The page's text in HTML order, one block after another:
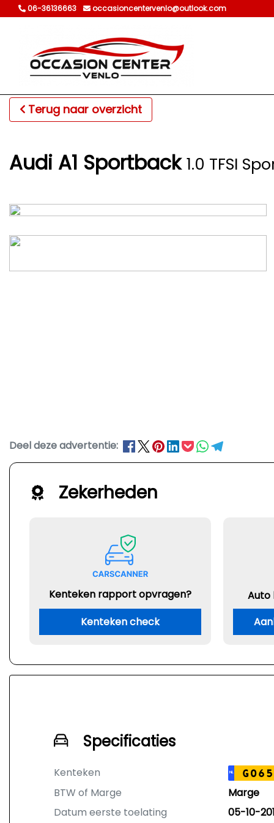
06-36136663 occasioncentervenlo@outlook.com
Terug naar overzicht
Audi A1 Sportback 1.0 TFSI
Deel deze advertentie:
Zekerheden
Kenteken rapport opvragen?
Kenteken check
Auto
Specificaties
Kenteken NL
BTW of Marge
Marge
Datum eerste toelating
05-10-